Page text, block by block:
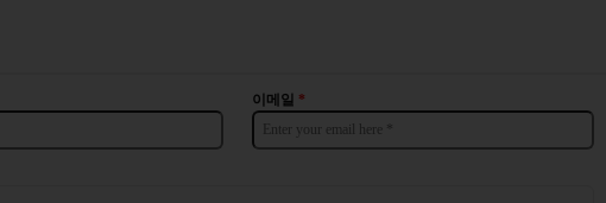
이메일 *